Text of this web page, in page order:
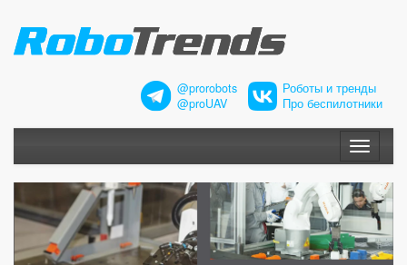
@prorobots
@proUAV
Роботы и тренды
Про беспилотники
Меню